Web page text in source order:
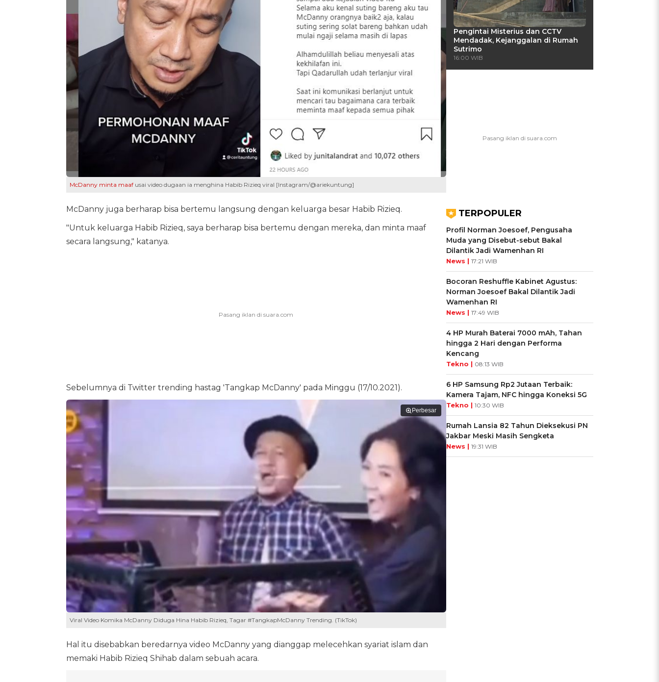
McDanny minta maafusai video dugaan ia menghina Habib Rizieq viral [Instagram/@ariekuntung]
McDanny juga berharap bisa bertemu langsung dengan keluarga besar Habib Rizieq.
"Untuk keluarga Habib Rizieq, saya berharap bisa bertemu dengan mereka, dan minta maaf
secara langsung," katanya.
Sebelumnya di Twitter trending hastag 'Tangkap McDanny' pada Minggu (17/10.2021).
Perbesar
Viral Video Komika McDanny Diduga Hina Habib Rizieq, Tagar #TangkapMcDanny Trending. (TikTok)
Hal itu disebabkan beredarnya video McDanny yang dianggap melecehkan syariat islam dan
memaki Habib Rizieq Shihab dalam sebuah acara.
Pengintai Misterius dan CCTV
Mendadak, Kejanggalan di Rumah
Sutrimo
16:00 WIB
TERPOPULER
Profil Norman Joesoef, Pengusaha
Muda yang Disebut-sebut Bakal
Dilantik Jadi Wamenhan RI
News | 17:21 WIB
Bocoran Reshuffle Kabinet Agustus:
Norman Joesoef Bakal Dilantik Jadi
Wamenhan RI
News | 17:49 WIB
4 HP Murah Baterai 7000 mAh, Tahan
hingga 2 Hari dengan Performa
Kencang
Tekno | 08:13 WIB
6 HP Samsung Rp2 Jutaan Terbaik:
Kamera Tajam, NFC hingga Koneksi 5G
Tekno | 10:30 WIB
Rumah Lansia 82 Tahun Dieksekusi PN
Jakbar Meski Masih Sengketa
News | 19:31 WIB